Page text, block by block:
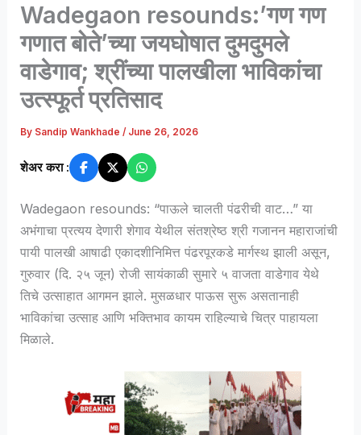
Wadegaon resounds:’गण गण
गणात बोते’च्या जयघोषात दुमदुमले
वाडेगाव; श्रींच्या पालखीला भाविकांचा
उत्स्फूर्त प्रतिसाद
By Sandip Wankhade/ June 26, 2026
शेअर करा :
Wadegaon resounds: “पाऊले चालती पंढरीची वाट…” या
अभंगाचा प्रत्यय देणारी शेगाव येथील संतश्रेष्ठ श्री गजानन महाराजांची
पायी पालखी आषाढी एकादशीनिमित्त पंढरपूरकडे मार्गस्थ झाली असून,
गुरुवार (दि. २५ जून) रोजी सायंकाळी सुमारे ५ वाजता वाडेगाव येथे
तिचे उत्साहात आगमन झाले. मुसळधार पाऊस सुरू असतानाही
भाविकांचा उत्साह आणि भक्तिभाव कायम राहिल्याचे चित्र पाहायला
मिळाले.